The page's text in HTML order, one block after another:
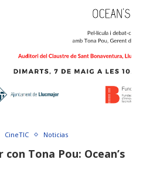
CineTIC Noticias
Tona Pou: Ocean’s